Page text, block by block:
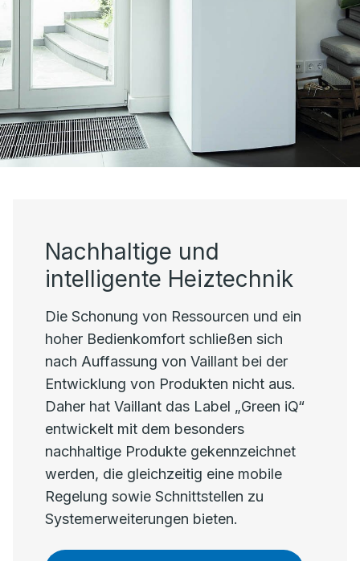
Nachhaltige und
intelligente Heiztechnik
Die Schonung von Ressourcen und ein
hoher Bedienkomfort schließen sich
nach Auffassung von Vaillant bei der
Entwicklung von Produkten nicht aus.
Daher hat Vaillant das Label „Green iQ“
entwickelt mit dem besonders
nachhaltige Produkte gekennzeichnet
werden, die gleichzeitig eine mobile
Regelung sowie Schnittstellen zu
Systemerweiterungen bieten.